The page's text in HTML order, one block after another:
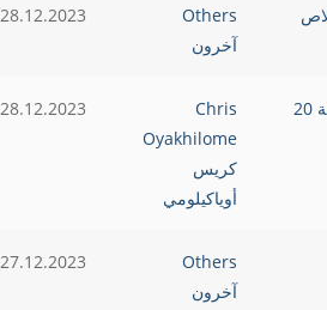
Others
آخرون
28.12.2023
-- 20 مجموعة 20
Chris
Oyakhilome
كريس
أوياكيلومي
28.12.2023
Others
آخرون
27.12.2023